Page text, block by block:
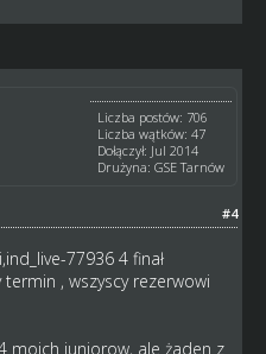
Liczba postów: 706
Liczba wątków: 47
Dołączył: Jul 2014
Drużyna: GSE Tarnów
#4
779364 finał
, wszyscy rezerwowi
moich juniorow, ale żaden z